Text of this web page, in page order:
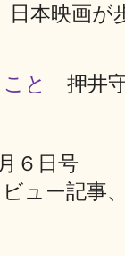
本映画が
と
押井
６日号
ュー記事